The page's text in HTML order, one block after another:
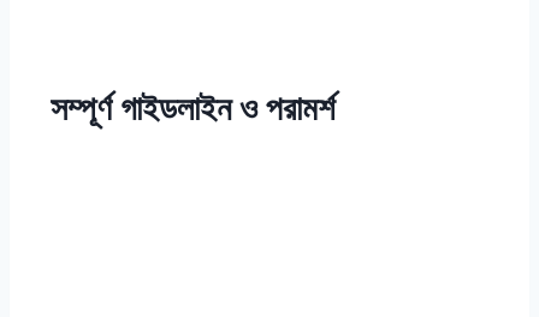
সম্পূর্ণ গাইডলাইন ও পরামর্শ